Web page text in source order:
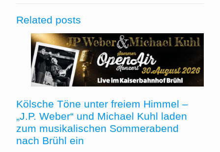
Related posts
Kölsche Töne unter freiem Himmel –
„J.P. Weber“ und Michael Kuhl laden
zum musikalischen Sommerabend
nach Brühl ein